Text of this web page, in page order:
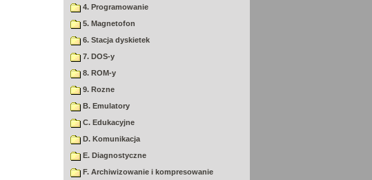
4. Programowanie
5. Magnetofon
6. Stacja dyskietek
7. DOS-y
8. ROM-y
9. Rozne
B. Emulatory
C. Edukacyjne
D. Komunikacja
E. Diagnostyczne
F. Archiwizowanie i kompresowanie